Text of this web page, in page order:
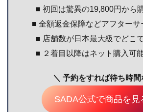
■ 初回は驚異の19,800円から
■ 全額返金保障などアフターサ
■ 店舗数が日本最大級でどこ
■ ２着目以降はネット購入可
＼ 予約をすれば待ち時間
SADA公式で商品を見